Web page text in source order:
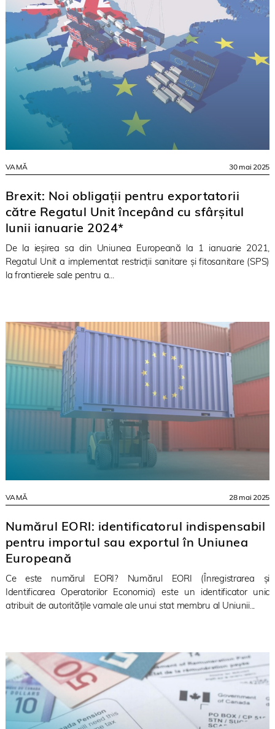
VAMĂ 30 mai 2025
Brexit: Noi obligații pentru exportatorii
către Regatul Unit începând cu sfârșitul
lunii ianuarie 2024*
De la ieșirea sa din Uniunea Europeană la 1 ianuarie 2021,
Regatul Unit a implementat restricții sanitare și fitosanitare (SPS)
la frontierele sale pentru a...
VAMĂ 28 mai 2025
Numărul EORI: identificatorul indispensabil
pentru importul sau exportul în Uniunea
Europeană
Ce este numărul EORI? Numărul EORI (Înregistrarea și
Identificarea Operatorilor Economici) este un identificator unic
atribuit de autoritățile vamale ale unui stat membru al Uniunii...